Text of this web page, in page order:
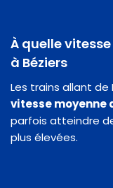
À quelle
à Béziers
Les trains allant de
vitesse moyenne
parfois atteindre
plus élevées.